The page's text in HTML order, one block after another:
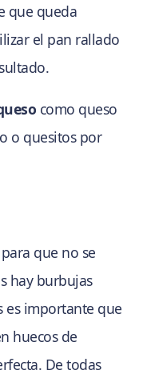
que queda
el pan rallado
como queso
o quesitos por
para que no se
hay burbujas
es importante que
huecos de
De todas